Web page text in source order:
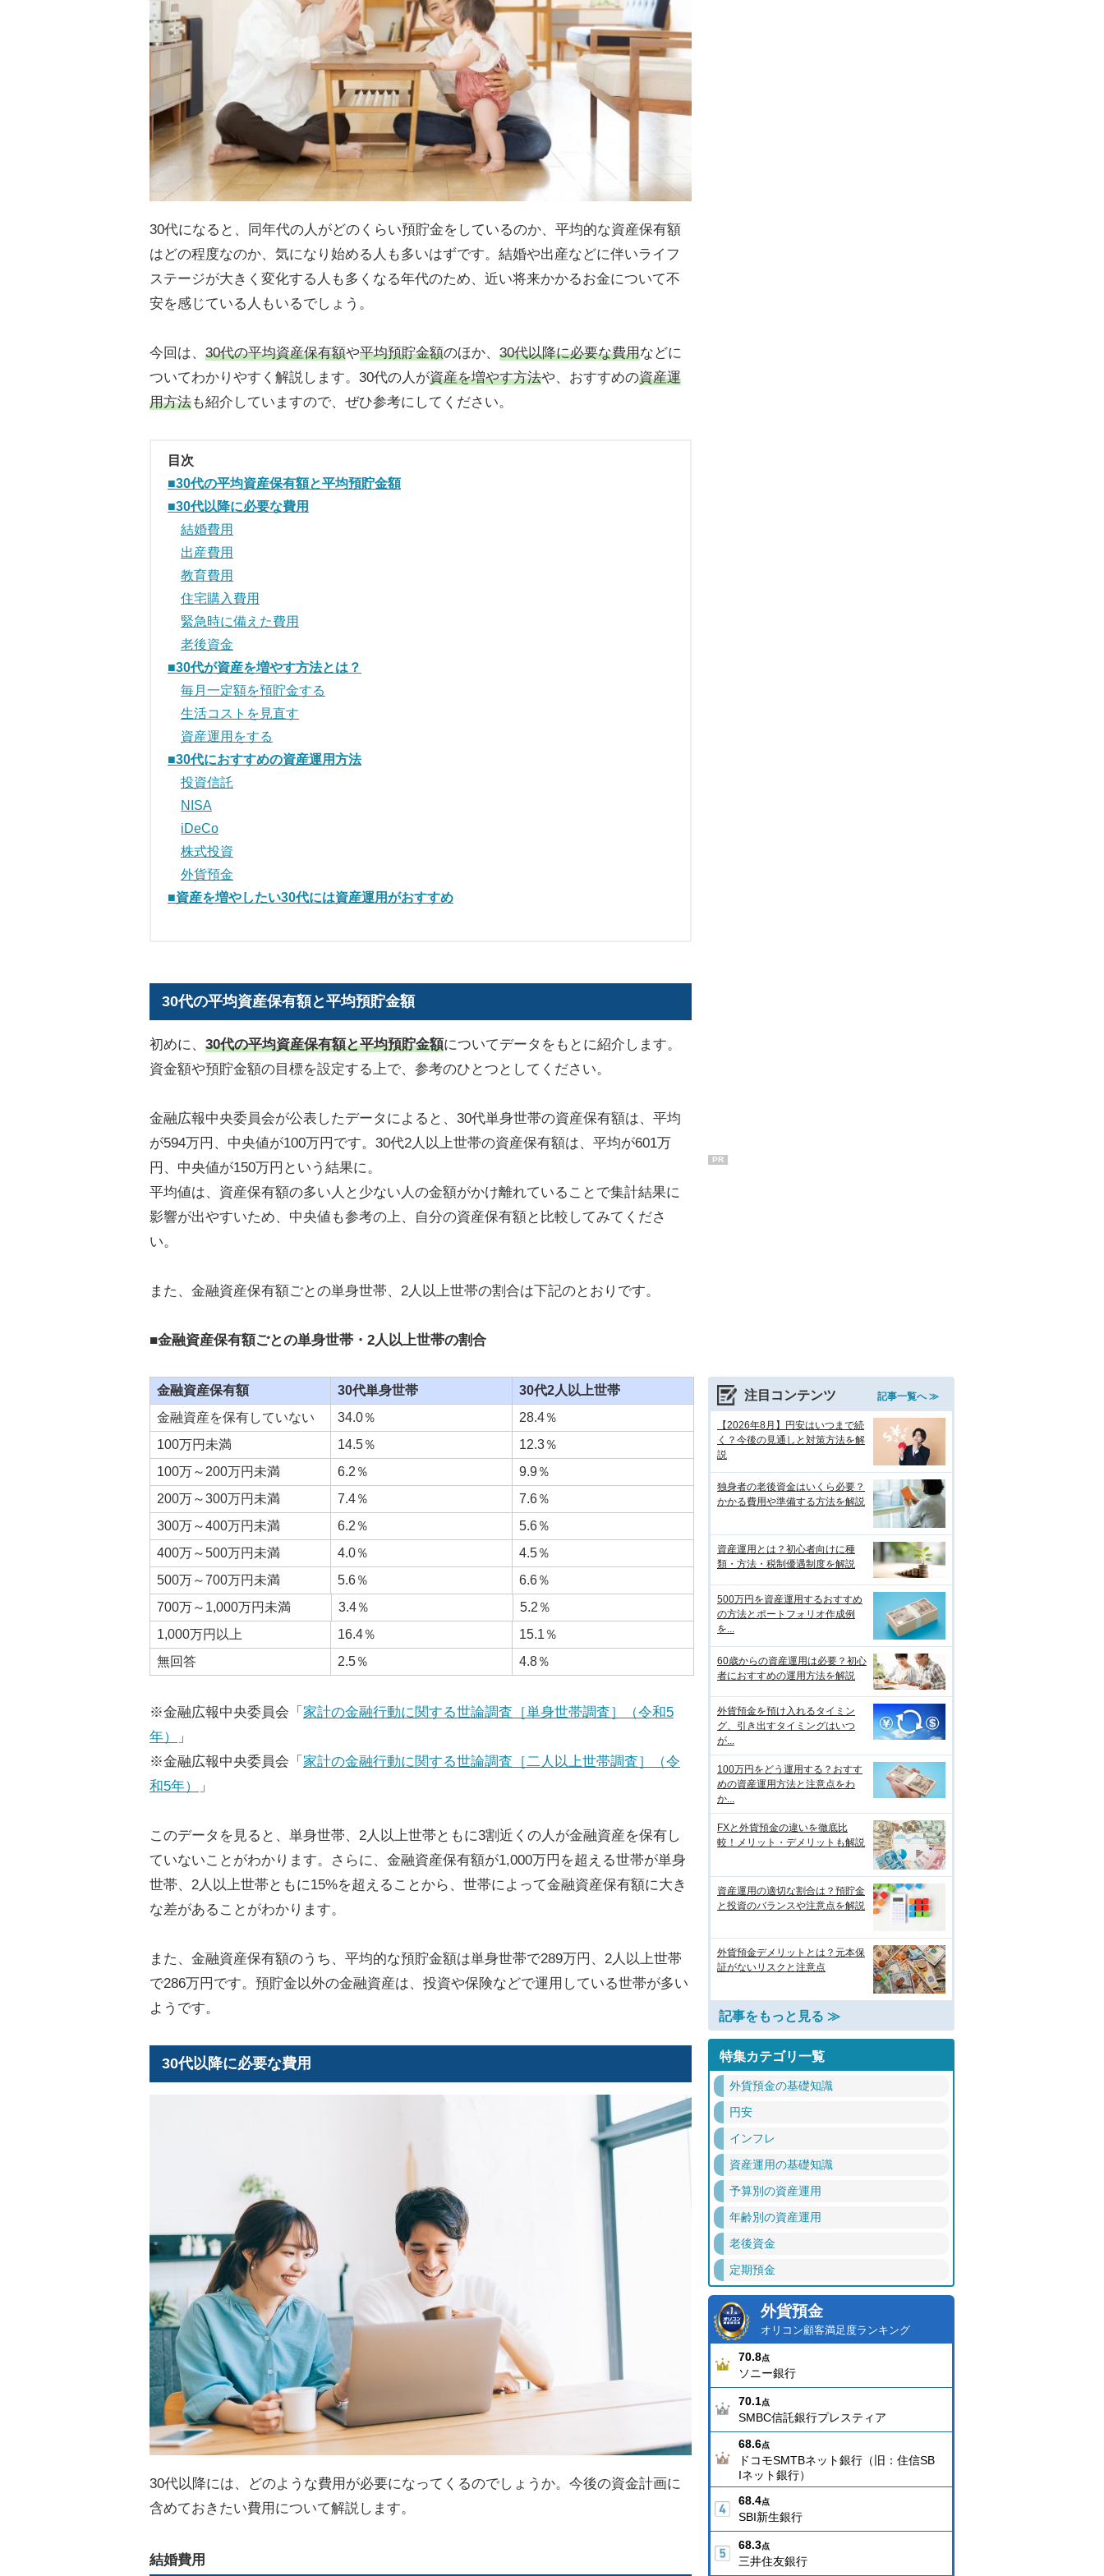
30代になると、同年代の人がどのくらい預貯金をしているのか、平均的な資産保有額
はどの程度なのか、気になり始める人も多いはずです。結婚や出産などに伴いライフ
ステージが大きく変化する人も多くなる年代のため、近い将来かかるお金について不
安を感じている人もいるでしょう。
今回は、 30代の平均資産保有額や平均預貯金額のほか、 30代以降に必要な費用などに
ついてわかりやすく解説します。30代の人が資産を増やす方法や、おすすめの資産運
用方法も紹介していますので、ぜひ参考にしてください。
目次
■30代の平均資産保有額と平均預貯金額
■30代以降に必要な費用
結婚費用
出産費用
教育費用
住宅購入費用
緊急時に備えた費用
老後資金
■30代が資産を増やす方法とは？
毎月一定額を預貯金する
生活コストを見直す
資産運用をする
■30代におすすめの資産運用方法
投資信託
NISA
iDeCo
株式投資
外貨預金
■資産を増やしたい30代には資産運用がおすすめ
30代の平均資産保有額と平均預貯金額
初めに、 30代の平均資産保有額と平均預貯金額についてデータをもとに紹介します。
資金額や預貯金額の目標を設定する上で、参考のひとつとしてください。
金融広報中央委員会が公表したデータによると、30代単身世帯の資産保有額は、平均
が594万円、中央値が100万円です。30代2人以上世帯の資産保有額は、平均が601万
円、中央値が150万円という結果に。
平均値は、資産保有額の多い人と少ない人の金額がかけ離れていることで集計結果に
影響が出やすいため、中央値も参考の上、自分の資産保有額と比較してみてくださ
い。
また、金融資産保有額ごとの単身世帯、2人以上世帯の割合は下記のとおりです。
■金融資産保有額ごとの単身世帯・2人以上世帯の割合
金融資産保有額 30代単身世帯
30代2人以上世帯
金融資産を保有していない
34.0％
28.4％
100万円未満
14.5％
12.3％
100万～200万円未満
6.2％
9.9％
200万～300万円未満
7.4％
7.6％
300万～400万円未満
6.2％
5.6％
400万～500万円未満
4.0％
4.5％
500万～700万円未満
5.6％
6.6％
700万～1,000万円未満
3.4％
5.2％
1,000万円以上
16.4％
15.1％
無回答
2.5％ 4.8％
※金融広報中央委員会「 家計の金融行動に関する世論調査［単身世帯調査］（令和5
年）
」
※金融広報中央委員会「 家計の金融行動に関する世論調査［二人以上世帯調査］（令
和5年）
」
このデータを見ると、単身世帯、2人以上世帯ともに3割近くの人が金融資産を保有し
ていないことがわかります。さらに、金融資産保有額が1,000万円を超える世帯が単身
世帯、2人以上世帯ともに15%を超えることから、世帯によって金融資産保有額に大き
な差があることがわかります。
また、金融資産保有額のうち、平均的な預貯金額は単身世帯で289万円、2人以上世帯
で286万円です。預貯金以外の金融資産は、投資や保険などで運用している世帯が多い
ようです。
30代以降に必要な費用
30代以降には、どのような費用が必要になってくるのでしょうか。今後の資金計画に
含めておきたい費用について解説します。
結婚費用
PR
注目コンテンツ 記事一覧へ ≫
【2026年8月】円安はいつまで続
く？今後の見通しと対策方法を解
説
独身者の老後資金はいくら必要？
かかる費用や準備する方法を解説
資産運用とは？初心者向けに種
類・方法・税制優遇制度を解説
500万円を資産運用するおすすめ
の方法とポートフォリオ作成例
を...
60歳からの資産運用は必要？初心
者におすすめの運用方法を解説
外貨預金を預け入れるタイミン
グ、引き出すタイミングはいつ
が...
100万円をどう運用する？おすす
めの資産運用方法と注意点をわ
か...
FXと外貨預金の違いを徹底比
較！メリット・デメリットも解説
資産運用の適切な割合は？預貯金
と投資のバランスや注意点を解説
外貨預金デメリットとは？元本保
証がないリスクと注意点
記事をもっと見る ≫
特集カテゴリ一覧
外貨預金の基礎知識
円安
インフレ
資産運用の基礎知識
予算別の資産運用
年齢別の資産運用
老後資金
定期預金
外貨預金
オリコン顧客満足度ランキング
70.8点
ソニー銀行
70.1点
SMBC信託銀行プレスティア
68.6点
ドコモSMTBネット銀行（旧：住信SB
Iネット銀行）
68.4点
SBI新生銀行
68.3点
三井住友銀行